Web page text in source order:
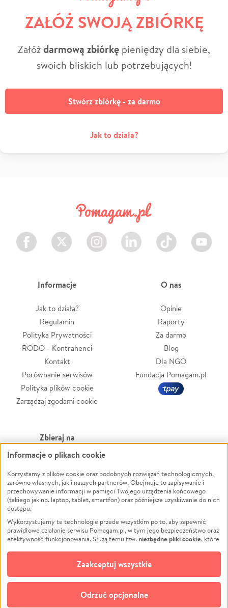
ZAŁÓŻ SWOJĄ ZBIÓRKĘ
Załóżdarmową zbiórkę pieniędzy dla siebie,
swoich bliskich lub potrzebujących!
Stwórz zbiórkę - za darmo
Jak to działa?
Facebook Twitter Instagram LinkedIn TikTok Youtube
Informacje
Jak to działa?
Regulamin
Polityka Prywatności
RODO - Kontrahenci
Kontakt
Porównanie serwisów
Polityka plików cookie
Zarządzaj zgodami cookie
O nas
Opinie
Raporty
Za darmo
Blog
Dla NGO
Fundacja Pomagam.pl
Zbieraj na
Leczenie
Zwierzęta
Pożar
Ukraina
Pomoc Finansowa
Projekty
Pogrzeb
Społeczność lokalna
Kultura
Powódź
Wichura
NGO
Edukacja
Podróż
Impreza
Ochrona środowiska
Biznes
Informacje o plikach cookie
Korzystamy z plików cookie oraz podobnych rozwiązań technologicznych,
zarówno własnych, jak i naszych partnerów. Obejmuje to zapisywanie i
przechowywanie informacji w pamięci Twojego urządzenia końcowego
(takiego jak np. laptop, tablet, smartfon) oraz późniejsze uzyskiwanie do nich
dostępu.
Wykorzystujemy te technologie przede wszystkim po to, aby zapewnić
prawidłowe działanie serwisu Pomagam.pl, w tym jego bezpieczeństwo oraz
efektywność funkcjonowania. Służą temu tzw.niezbędne pliki cookie, które
opcjonalnych plików cookie
technologii do celów analitycznych i retargetingowych. Możesz wyrazić
zgodę na ich stosowanie lub jej odmówić. W dowolnym momencie masz
możliwość zmiany swoich preferencji na stronie „Zarządzaj zgodami cookie”,
do której link znajdziesz w stopce serwisu Pomagam.pl. Opcjonalne pliki
cookie wykorzystywane są w następujących celach:
Odrzuć opcjonalne
Zaakceptuj wszystkie